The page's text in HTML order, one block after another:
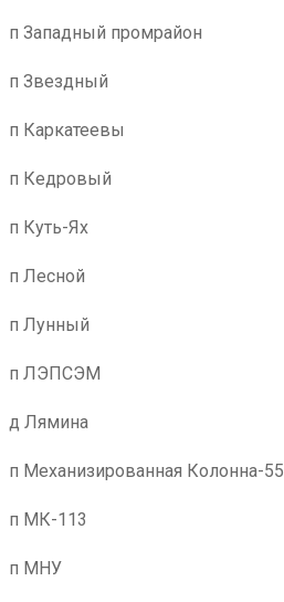
п Западный промрайон
п Звездный
п Каркатеевы
п Кедровый
п Куть-Ях
п Лесной
п Лунный
п ЛЭПСЭМ
д Лямина
п Механизированная Колонна-55
п МК-113
п МНУ